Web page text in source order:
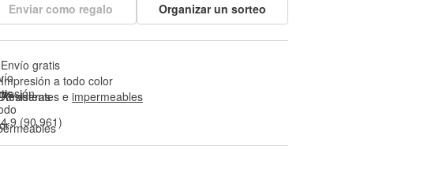
Enviar como regalo Organizar un sorteo
Envío gratis
Impresión a todo color
Resistentes e impermeables
4.9 (90,961)